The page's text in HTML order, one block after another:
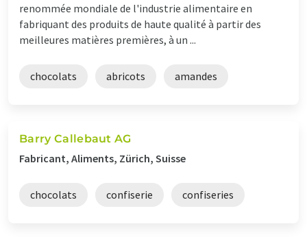
renommée mondiale de l'industrie alimentaire en
fabriquant des produits de haute qualité à partir des
meilleures matières premières, à un ...
chocolats abricots amandes
Barry Callebaut AG
Fabricant, Aliments, Zürich, Suisse
chocolats confiserie confiseries